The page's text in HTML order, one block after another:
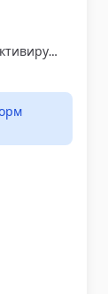
Создание платформы, активируемой кнопкой